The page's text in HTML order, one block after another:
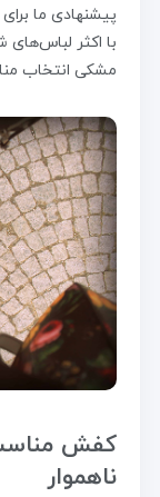
پیشنهادی ما
با اکثر
مشکی انتخاب
کفش
ناهموار